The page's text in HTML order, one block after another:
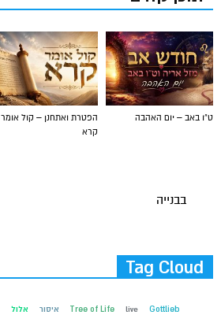
הפטרת ואתחנן – קול אומר
קרא
ט"ו באב – יום האהבה
בבנייה
Tag Cloud
Gottlieb
live
Tree of Life איסור אלול